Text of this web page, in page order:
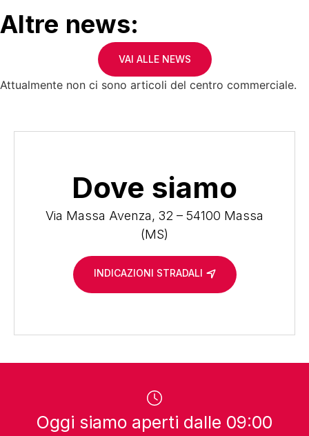
Altre news:
VAI ALLE NEWS
Attualmente non ci sono articoli del centro commerciale.
Dove siamo
Via Massa Avenza, 32 – 54100 Massa
(MS)
INDICAZIONI STRADALI
Oggi siamo aperti dalle 09:00